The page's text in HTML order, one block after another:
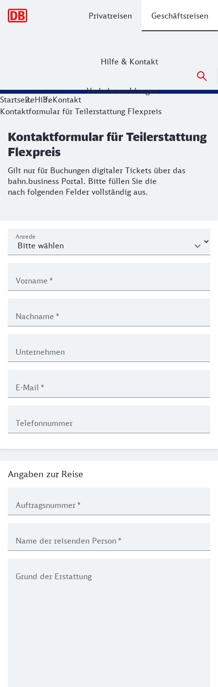
Privatreisen Geschäftsreisen
Hilfe & Kontakt
Verkehrsmeldungen
Kontaktformular für Teilerstattung
Gilt nur für Buchungen digitaler Tickets über das
StartseiteHilfeKontakt
Kontaktformular für Teilerstattung Flexpreis
Kontaktformular für Teilerstattung
Flexpreis
Gilt nur für Buchungen digitaler Tickets über das
bahn.business Portal. Bitte füllen Sie die
nach folgenden Felder vollständig aus.
Persönliche Daten
Anrede
Vorname *
Nachname *
Unternehmen
E-Mail *
Telefonnummer
Angaben zur Reise
Auftragsnummer *
Name der reisenden Person *
Grund der Erstattung